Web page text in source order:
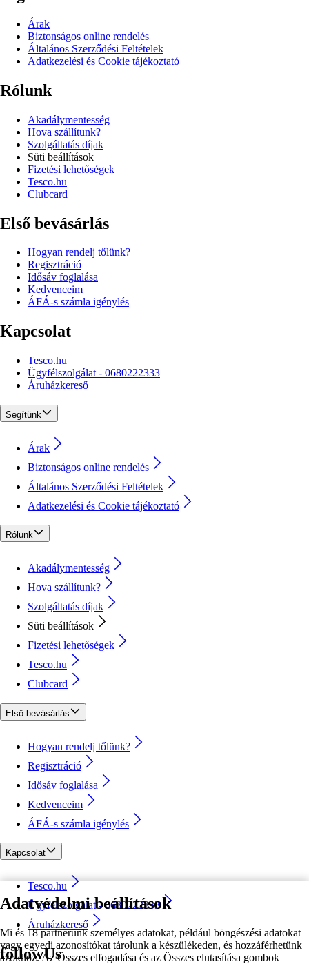
Adatvédelmi beállítások
Mi és 18 partnerünk személyes adatokat, például böngészési adatokat
vagy egyedi azonosítókat tárolunk a készülékeden, és hozzáférhetünk
azokhoz. Az Összes elfogadása és az Összes elutasítása gombok
Árak
Biztonságos online rendelés
Általános Szerződési Feltételek
Adatkezelési és Cookie tájékoztató
Rólunk
Akadálymentesség
Hova szállítunk?
Szolgáltatás díjak
Süti beállítások
Fizetési lehetőségek
Tesco.hu
Clubcard
Első bevásárlás
Hogyan rendelj tőlünk?
Regisztráció
Idősáv foglalása
Kedvenceim
ÁFÁ-s számla igénylés
Kapcsolat
Tesco.hu
Ügyfélszolgálat - 0680222333
Áruházkereső
Segítünk
Árak
Biztonságos online rendelés
Általános Szerződési Feltételek
Adatkezelési és Cookie tájékoztató
Rólunk
Akadálymentesség
Hova szállítunk?
Szolgáltatás díjak
Süti beállítások
Fizetési lehetőségek
Tesco.hu
Clubcard
Első bevásárlás
Hogyan rendelj tőlünk?
Regisztráció
Idősáv foglalása
Kedvenceim
ÁFÁ-s számla igénylés
Kapcsolat
Tesco.hu
Ügyfélszolgálat - 0680222333
Áruházkereső
followUs